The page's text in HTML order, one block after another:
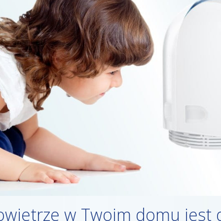
w Twoim domu jest